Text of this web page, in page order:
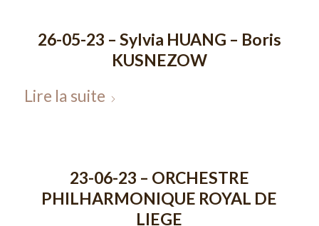
26-05-23 – Sylvia HUANG – Boris
KUSNEZOW
Lire la suite
23-06-23 – ORCHESTRE
PHILHARMONIQUE ROYAL DE
LIEGE